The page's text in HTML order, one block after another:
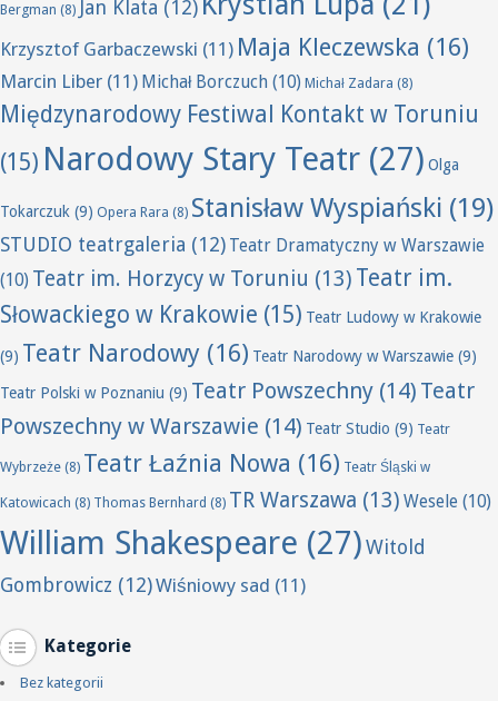
Bergman (8) Jan Klata (12)
Krzysztof Garbaczewski (11) Maja Kleczewska (16)
Marcin Liber (11) Michał Borczuch (10) Michał Zadara (8)
Międzynarodowy Festiwal Kontakt w Toruniu
(15) Narodowy Stary Teatr (27) Olga
Tokarczuk (9) Opera Rara (8) Stanisław Wyspiański (19)
STUDIO teatrgaleria (12) Teatr Dramatyczny w Warszawie
(10) Teatr im. Horzycy w Toruniu (13) Teatr im.
Słowackiego w Krakowie (15) Teatr Ludowy w Krakowie
(9) Teatr Narodowy (16) Teatr Narodowy w Warszawie (9)
Teatr Polski w Poznaniu (9) Teatr Powszechny (14) Teatr
Powszechny w Warszawie (14) Teatr Studio (9) Teatr
Wybrzeże (8) Teatr Łaźnia Nowa (16) Teatr Śląski w
Katowicach (8) Thomas Bernhard (8) TR Warszawa (13) Wesele (10)
William Shakespeare (27)Witold
Gombrowicz (12)Wiśniowy sad (11)
Kategorie
Bez kategorii